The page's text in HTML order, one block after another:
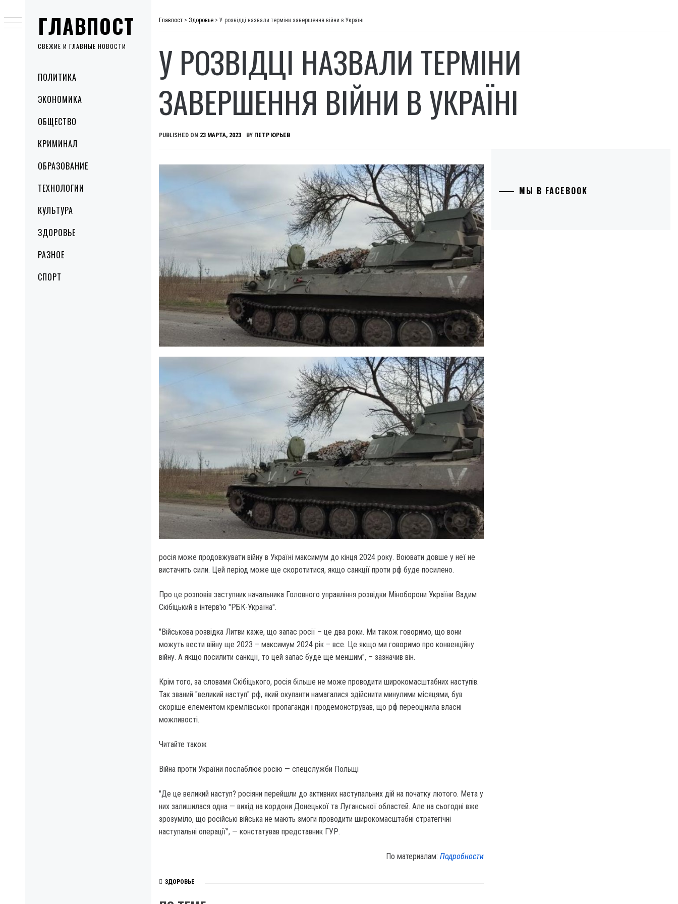
ГЛАВПОСТ
СВЕЖИЕ И ГЛАВНЫЕ НОВОСТИ
MenuПОЛИТИКА
ЭКОНОМИКА
ОБЩЕСТВО
КРИМИНАЛ
ОБРАЗОВАНИЕ
ТЕХНОЛОГИИ
КУЛЬТУРА
ЗДОРОВЬЕ
РАЗНОЕ
СПОРТ
to
content
Главпост > Здоровье > У розвідці назвали терміни завершення війни в Україні
У РОЗВІДЦІ НАЗВАЛИ ТЕРМІНИ
ЗАВЕРШЕННЯ ВІЙНИ В УКРАЇНІ
PUBLISHED ON 23 МАРТА, 2023 BY ПЕТР ЮРЬЕВ
росія може продовжувати війну в Україні максимум до кінця 2024 року. Воювати довше у неї не
вистачить сили. Цей період може ще скоротитися, якщо санкції проти рф буде посилено.
Про це розповів заступник начальника Головного управління розвідки Міноборони України Вадим
Скібіцький в інтерв'ю "РБК-Україна".
"Військова розвідка Литви каже, що запас росії – це два роки. Ми також говоримо, що вони
можуть вести війну ще 2023 – максимум 2024 рік – все. Це якщо ми говоримо про конвенційну
війну. А якщо посилити санкції, то цей запас буде ще меншим", – зазначив він.
Крім того, за словами Скібіцького, росія більше не може проводити широкомасштабних наступів.
Так званий "великий наступ" рф, який окупанти намагалися здійснити минулими місяцями, був
скоріше елементом кремлівської пропаганди і продемонстрував, що рф переоцінила власні
можливості.
Читайте також
Війна проти України послаблює росію — спецслужби Польщі
"Де це великий наступ? росіяни перейшли до активних наступальних дій на початку лютого. Мета у
них залишилася одна — вихід на кордони Донецької та Луганської областей. Але на сьогодні вже
зрозуміло, що російські війська не мають змоги проводити широкомасштабні стратегічні
наступальні операції", — констатував представник ГУР.
По материалам:Подробности
ЗДОРОВЬЕ
МЫ В FACEBOOK